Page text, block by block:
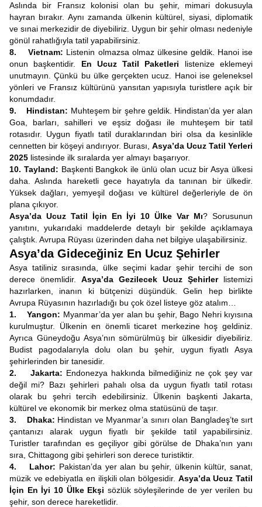
Aslında bir Fransız kolonisi olan bu şehir, mimari dokusuyla
hayran bırakır. Aynı zamanda ülkenin kültürel, siyasi, diplomatik
ve sınai merkezidir de diyebiliriz. Uygun bir şehir olması nedeniyle
gönül rahatlığıyla tatil yapabilirsiniz.
8. Vietnam: Listenin olmazsa olmaz ülkesine geldik. Hanoi ise
onun başkentidir. En Ucuz Tatil Paketleri listenize eklemeyi
unutmayın. Çünkü bu ülke gerçekten ucuz. Hanoi ise geleneksel
yönleri ve Fransız kültürünü yansıtan yapısıyla turistlere açık bir
konumdadır.
9. Hindistan: Muhteşem bir şehre geldik. Hindistan’da yer alan
Goa, barları, sahilleri ve eşsiz doğası ile muhteşem bir tatil
rotasıdır. Uygun fiyatlı tatil duraklarından biri olsa da kesinlikle
cennetten bir köşeyi andırıyor. Burası, Asya’da Ucuz Tatil Yerleri
2025 listesinde ilk sıralarda yer almayı başarıyor.
10. Tayland: Başkenti Bangkok ile ünlü olan ucuz bir Asya ülkesi
daha. Aslında hareketli gece hayatıyla da tanınan bir ülkedir.
Yüksek dağları, yemyeşil doğası ve kültürel değerleriyle de ön
plana çıkıyor.
Asya’da Ucuz Tatil İçin En İyi 10 Ülke Var Mı? Sorusunun
yanıtını, yukarıdaki maddelerde detaylı bir şekilde açıklamaya
çalıştık. Avrupa Rüyası üzerinden daha net bilgiye ulaşabilirsiniz.
Asya’da Gideceğiniz En Ucuz Şehirler
Asya tatiliniz sırasında, ülke seçimi kadar şehir tercihi de son
derece önemlidir. Asya’da Gezilecek Ucuz Şehirler listemizi
hazırlarken, inanın ki bütçenizi düşündük. Gelin hep birlikte
Avrupa Rüyasının hazırladığı bu çok özel listeye göz atalım…
1. Yangon: Myanmar’da yer alan bu şehir, Bago Nehri kıyısına
kurulmuştur. Ülkenin en önemli ticaret merkezine hoş geldiniz.
Ayrıca Güneydoğu Asya’nın sömürülmüş bir ülkesidir diyebiliriz.
Budist pagodalarıyla dolu olan bu şehir, uygun fiyatlı Asya
şehirlerinden bir tanesidir.
2. Jakarta: Endonezya hakkında bilmediğiniz ne çok şey var
değil mi? Bazı şehirleri pahalı olsa da uygun fiyatlı tatil rotası
olarak bu şehri tercih edebilirsiniz. Ülkenin başkenti Jakarta,
kültürel ve ekonomik bir merkez olma statüsünü de taşır.
3. Dhaka: Hindistan ve Myanmar’a sınırı olan Bangladeş’te sırt
çantanızı alarak uygun fiyatlı bir şekilde tatil yapabilirsiniz.
Turistler tarafından es geçiliyor gibi görülse de Dhaka’nın yanı
sıra, Chittagong gibi şehirleri son derece turistiktir.
4. Lahor: Pakistan’da yer alan bu şehir, ülkenin kültür, sanat,
müzik ve edebiyatla en ilişkili olan bölgesidir. Asya’da Ucuz Tatil
İçin En İyi 10 Ülke Ekşi sözlük söyleşilerinde de yer verilen bu
şehir, son derece hareketlidir.